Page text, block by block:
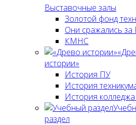
Выставочные залы
Золотой фонд
Они сражались за
КМНС
истории»
История ПУ
История
История
раздел